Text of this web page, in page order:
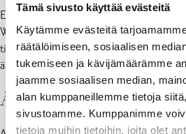
Tämä sivusto käyttää evästeitä
Käytämme evästeitä
räätälöimiseen, sosiaalisen
tukemiseen ja kävijämäärämme
jaamme sosiaalisen median,
alan kumppaneillemme tietoja
sivustoamme. Kumppanimme
tietoja muihin tietoihin, joita olet
Ennakkotuomaristo, johon kuuluvat
Walls, kaupunginhallituksen
tiedottaja Petra Louhimies, on valinnut
äänestykseen
Andreas Rönnberg